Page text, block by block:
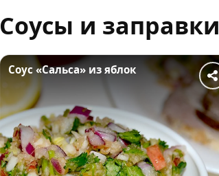
Соусы и заправки
Соус «Сальса» из яблок